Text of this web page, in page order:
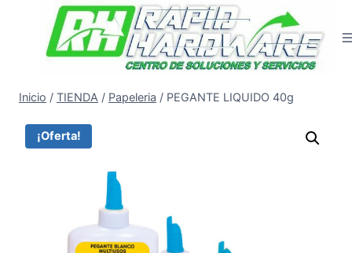
contenido
Inicio / TIENDA / Papeleria / PEGANTE LIQUIDO 40g
¡Oferta!